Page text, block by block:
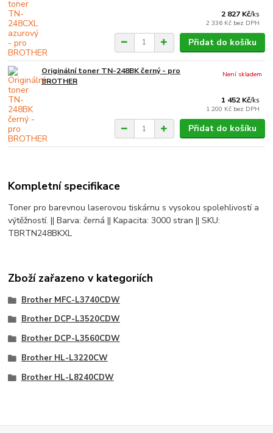
2 827 Kč/ks
2 336 Kč bez DPH
Přidat do košíku
Originální toner TN-248BK černý - pro
BROTHER
1 452 Kč/ks
1 200 Kč bez DPH
Není skladem
Přidat do košíku
Kompletní specifikace
Toner pro barevnou laserovou tiskárnu s vysokou spolehlivostí a
výtěžností. || Barva: černá || Kapacita: 3000 stran || SKU:
TBRTN248BKXL
Zboží zařazeno v kategoriích
Brother MFC-L3740CDW
Brother DCP-L3520CDW
Brother DCP-L3560CDW
Brother HL-L3220CW
Brother HL-L8240CDW